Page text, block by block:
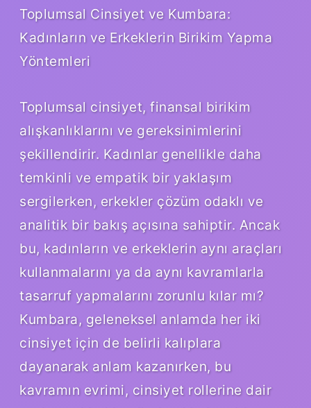
Toplumsal Cinsiyet ve Kumbara:
Kadınların ve Erkeklerin Birikim Yapma
Yöntemleri
Toplumsal cinsiyet, finansal birikim
alışkanlıklarını ve gereksinimlerini
şekillendirir. Kadınlar genellikle daha
temkinli ve empatik bir yaklaşım
sergilerken, erkekler çözüm odaklı ve
analitik bir bakış açısına sahiptir. Ancak
bu, kadınların ve erkeklerin aynı araçları
kullanmalarını ya da aynı kavramlarla
tasarruf yapmalarını zorunlu kılar mı?
Kumbara, geleneksel anlamda her iki
cinsiyet için de belirli kalıplara
dayanarak anlam kazanırken, bu
kavramın evrimi, cinsiyet rollerine dair